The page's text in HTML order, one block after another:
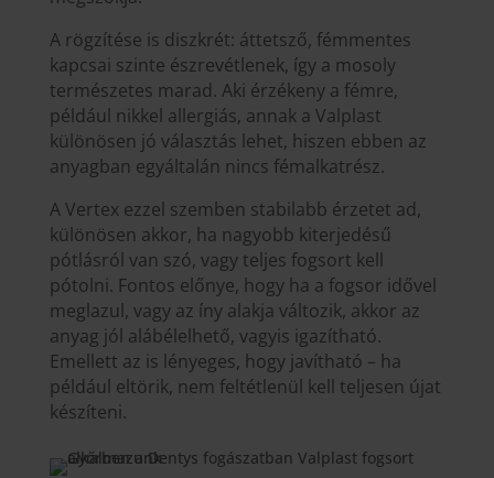
A rögzítése is diszkrét: áttetsző, fémmentes
kapcsai szinte észrevétlenek, így a mosoly
természetes marad. Aki érzékeny a fémre,
például nikkel allergiás, annak a Valplast
különösen jó választás lehet, hiszen ebben az
anyagban egyáltalán nincs fémalkatrész.
A Vertex ezzel szemben stabilabb érzetet ad,
különösen akkor, ha nagyobb kiterjedésű
pótlásról van szó, vagy teljes fogsort kell
pótolni. Fontos előnye, hogy ha a fogsor idővel
meglazul, vagy az íny alakja változik, akkor az
anyag jól alábélelhető, vagyis igazítható.
Emellett az is lényeges, hogy javítható – ha
például eltörik, nem feltétlenül kell teljesen újat
készíteni.